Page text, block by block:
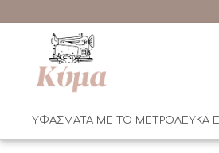
ΥΦΑΣΜΑΤΑ ΜΕ ΤΟ ΜΕΤΡΟΛΕΥΚΑ